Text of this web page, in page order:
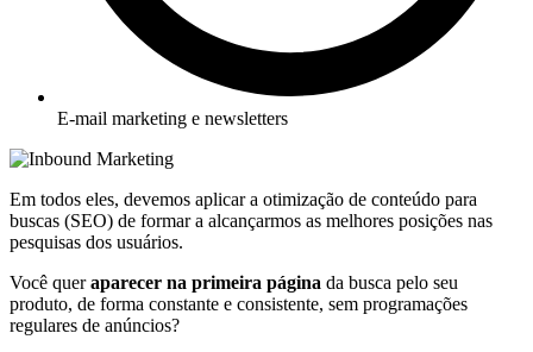
E-mail marketing e newsletters
Em todos eles, devemos aplicar a otimização de conteúdo para
buscas (SEO) de formar a alcançarmos as melhores posições nas
pesquisas dos usuários.
Você queraparecer na primeira página da busca pelo seu
produto, de forma constante e consistente, sem programações
regulares de anúncios?